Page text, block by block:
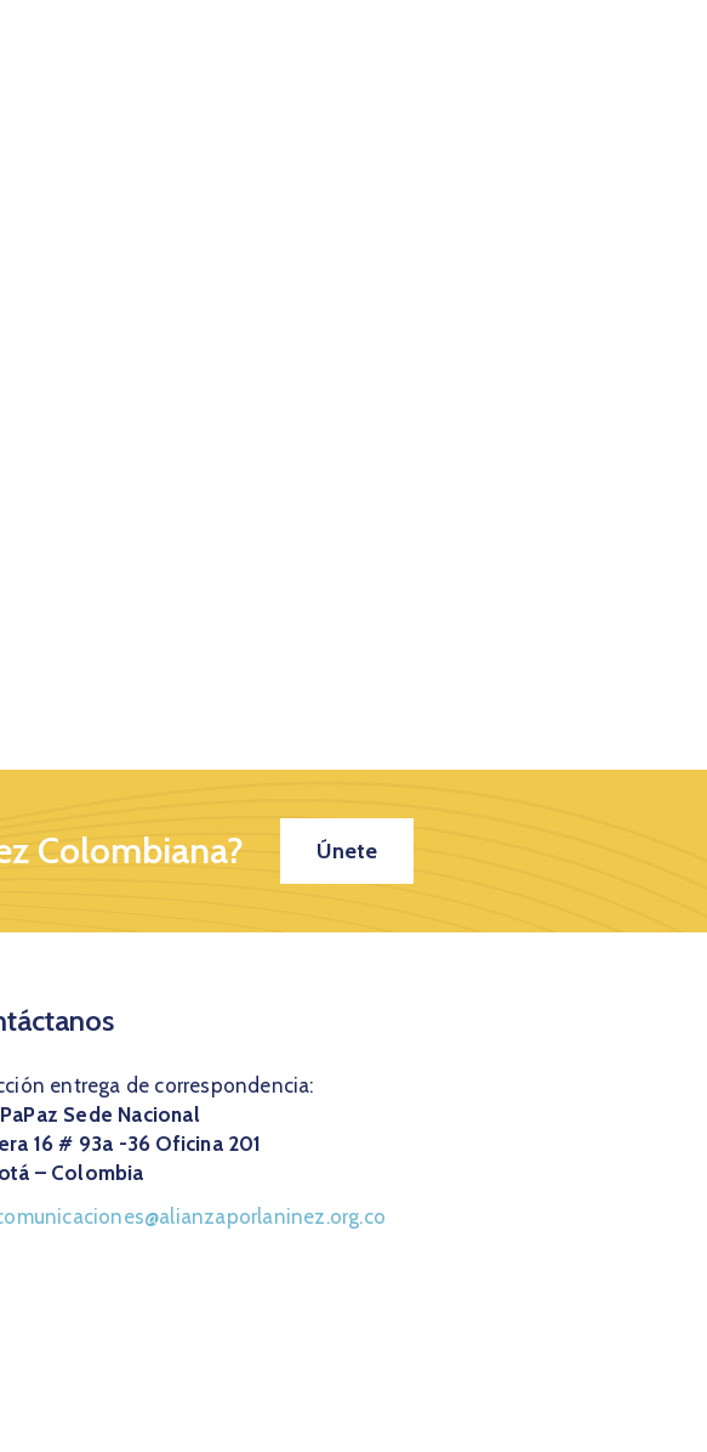
Colombiana? Únete
entrega de correspondencia:
Sede Nacional
16 # 93a -36 Oficina 201
– Colombia